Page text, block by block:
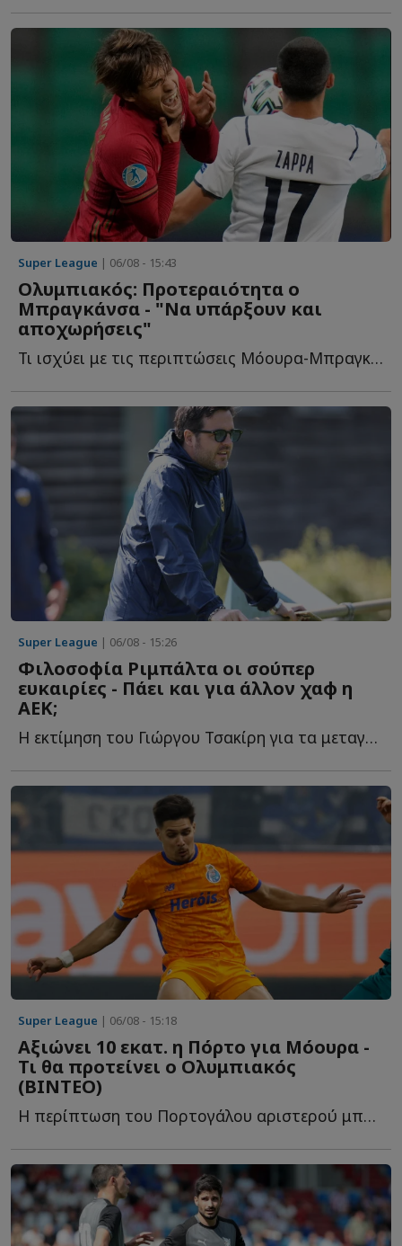
Super League | 06/08 - 15:43
Ολυμπιακός: Προτεραιότητα ο
Μπραγκάνσα - "Να υπάρξουν και
αποχωρήσεις"
Τι ισχύει με τις περιπτώσεις Μόουρα-Μπραγκάνσα, αποχωρήσεις κ...
Super League | 06/08 - 15:26
Φιλοσοφία Ριμπάλτα οι σούπερ
ευκαιρίες - Πάει και για άλλον χαφ η
ΑΕΚ;
Η εκτίμηση του Γιώργου Τσακίρη για τα μεταγραφικά της Έ...
Super League | 06/08 - 15:18
Αξιώνει 10 εκατ. η Πόρτο για Μόουρα -
Τι θα προτείνει ο Ολυμπιακός
(ΒΙΝΤΕΟ)
Η περίπτωση του Πορτογάλου αριστερού μπακ βρίσκεται σ...